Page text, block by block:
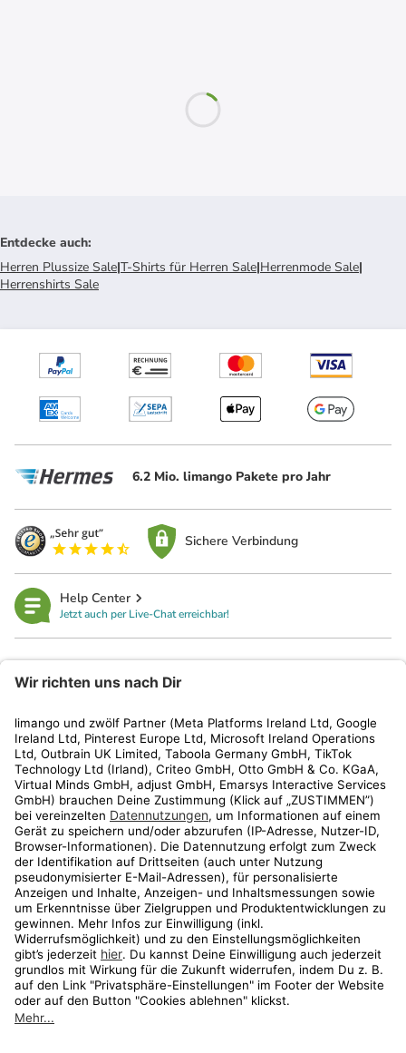
Entdecke auch:
Herren Plussize Sale|T-Shirts für Herren Sale|Herrenmode Sale|
Herrenshirts Sale
6.2 Mio. limango Pakete pro Jahr
Sichere Verbindung
Help Center
Jetzt auch per Live-Chat erreichbar!
Kundenservice
Shop
Aktionen
Travel